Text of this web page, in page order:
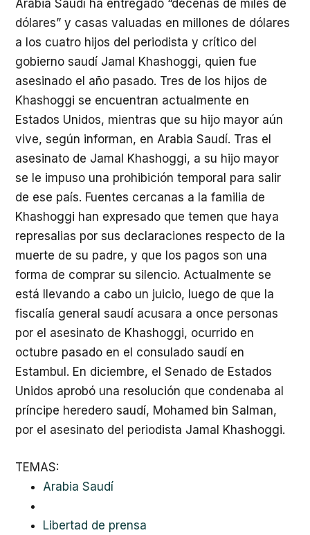
Arabia Saudí ha entregado “decenas de miles de
dólares” y casas valuadas en millones de dólares
a los cuatro hijos del periodista y crítico del
gobierno saudí Jamal Khashoggi, quien fue
asesinado el año pasado. Tres de los hijos de
Khashoggi se encuentran actualmente en
Estados Unidos, mientras que su hijo mayor aún
vive, según informan, en Arabia Saudí. Tras el
asesinato de Jamal Khashoggi, a su hijo mayor
se le impuso una prohibición temporal para salir
de ese país. Fuentes cercanas a la familia de
Khashoggi han expresado que temen que haya
represalias por sus declaraciones respecto de la
muerte de su padre, y que los pagos son una
forma de comprar su silencio. Actualmente se
está llevando a cabo un juicio, luego de que la
fiscalía general saudí acusara a once personas
por el asesinato de Khashoggi, ocurrido en
octubre pasado en el consulado saudí en
Estambul. En diciembre, el Senado de Estados
Unidos aprobó una resolución que condenaba al
príncipe heredero saudí, Mohamed bin Salman,
por el asesinato del periodista Jamal Khashoggi.
TEMAS:
Arabia Saudí
Libertad de prensa